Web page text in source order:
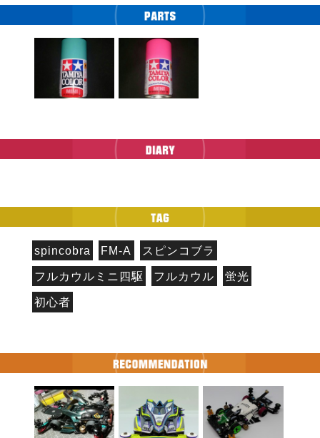
spincobra FM-A スピンコブラ
フルカウルミニ四駆 フルカウル 蛍光
初心者